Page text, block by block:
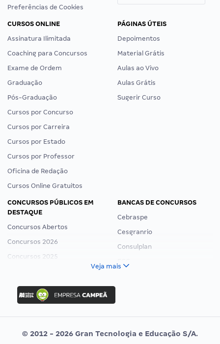
Preferências de Cookies
CURSOS ONLINE
Assinatura Ilimitada
Coaching para Concursos
Exame de Ordem
Graduação
Pós-Graduação
Cursos por Concurso
Cursos por Carreira
Cursos por Estado
Cursos por Professor
Oficina de Redação
Cursos Online Gratuitos
PÁGINAS ÚTEIS
Depoimentos
Material Grátis
Aulas ao Vivo
Aulas Grátis
Sugerir Curso
CONCURSOS PÚBLICOS EM
DESTAQUE
Concursos Abertos
Concursos 2026
Concursos 2025
Concurso Nacional Unificado
Concurso Ibama
Concurso MPU
Editais publicados
BANCAS DE CONCURSOS
Cebraspe
Cesgranrio
Consulplan
Vunesp
Veja mais
© 2012 - 2026 Gran Tecnologia e Educação S/A.